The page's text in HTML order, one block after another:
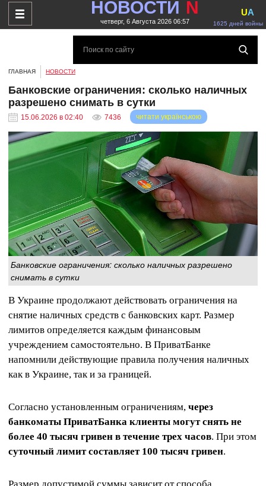
НОВОСТИ N
четверг, 6 Августа 2026 06:57 1625 дней войны
UA
ГЛАВНАЯ НОВОСТИ
Банковские ограничения: сколько наличных
разрешено снимать в сутки
15.06.2026 в 02:40 7436 читати українською
Банковские ограничения: сколько наличных разрешено
снимать в сутки
В Украине продолжают действовать ограничения на
снятие наличных средств с банковских карт. Размер
лимитов определяется каждым финансовым
учреждением самостоятельно. В ПриватБанке
напомнили действующие правила получения наличных
как в Украине, так и за границей.
Согласно установленным ограничениям, через
банкоматы ПриватБанка клиенты могут снять не
более 40 тысяч гривен в течение трех часов. При этом
суточный лимит составляет 100 тысяч гривен.